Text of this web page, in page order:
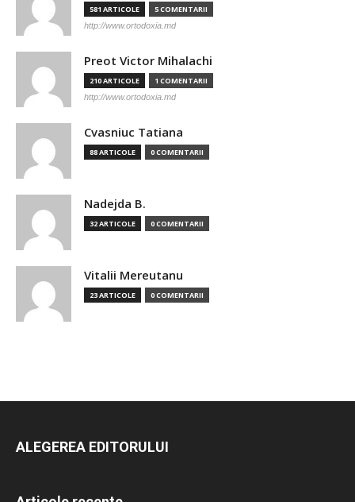
581 ARTICOLE 5 COMENTARII
http://www.ortodoxia.md
Preot Victor Mihalachi
210 ARTICOLE 1 COMENTARII
http://www.ortodoxia.md
Cvasniuc Tatiana
88 ARTICOLE 0 COMENTARII
Nadejda B.
32 ARTICOLE 0 COMENTARII
Vitalii Mereutanu
23 ARTICOLE 0 COMENTARII
ALEGEREA EDITORULUI